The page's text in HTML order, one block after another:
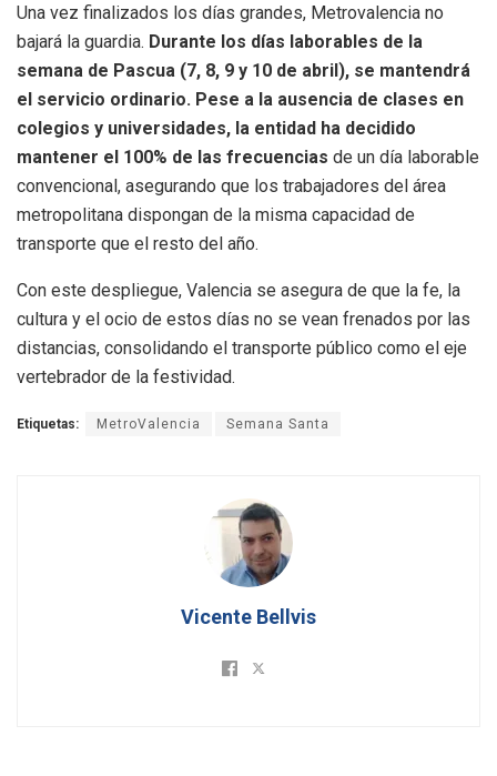
Una vez finalizados los días grandes, Metrovalencia no
bajará la guardia. Durante los días laborables de la
semana de Pascua (7, 8, 9 y 10 de abril), se mantendrá
el servicio ordinario. Pese a la ausencia de clases en
colegios y universidades, la entidad ha decidido
mantener el 100% de las frecuencias de un día laborable
convencional, asegurando que los trabajadores del área
metropolitana dispongan de la misma capacidad de
transporte que el resto del año.
Con este despliegue, Valencia se asegura de que la fe, la
cultura y el ocio de estos días no se vean frenados por las
distancias, consolidando el transporte público como el eje
vertebrador de la festividad.
Etiquetas: MetroValencia Semana Santa
Vicente Bellvis